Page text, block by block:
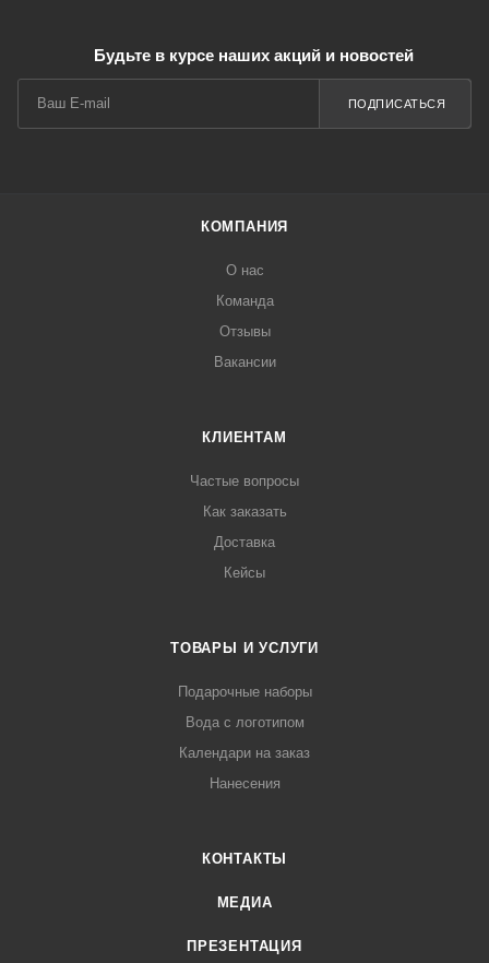
Будьте в курсе наших акций и новостей
ПОДПИСАТЬСЯ
КОМПАНИЯ
О нас
Команда
Отзывы
Вакансии
КЛИЕНТАМ
Частые вопросы
Как заказать
Доставка
Кейсы
ТОВАРЫ И УСЛУГИ
Подарочные наборы
Вода с логотипом
Календари на заказ
Нанесения
КОНТАКТЫ
МЕДИА
ПРЕЗЕНТАЦИЯ